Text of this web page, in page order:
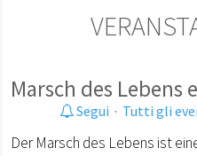
Marsch des Lebens
Segui · Tutti gli
Der Marsch des Lebens ist